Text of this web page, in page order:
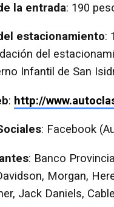
la entrada: 190
estacionamiento:
del
Infantil de San
: http://
: Facebook
: Banco
Morgan,
Jack Daniels,